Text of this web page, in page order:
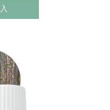
使用されています。